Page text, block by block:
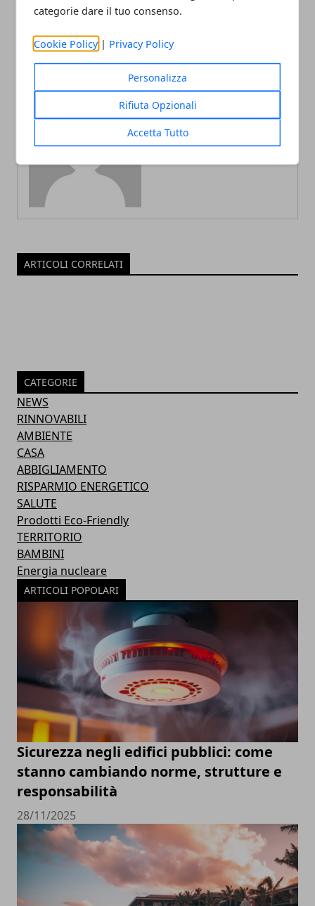
categorie dare il tuo consenso.
Cookie Policy | Privacy Policy
Personalizza
Rifiuta Opzionali
Accetta Tutto
per la produzione dei
gelati
Redazione
ARTICOLI CORRELATI
CATEGORIE
NEWS
RINNOVABILI
AMBIENTE
CASA
ABBIGLIAMENTO
RISPARMIO ENERGETICO
SALUTE
Prodotti Eco-Friendly
TERRITORIO
BAMBINI
Energia nucleare
ARTICOLI POPOLARI
Sicurezza negli edifici pubblici: come
stanno cambiando norme, strutture e
responsabilità
28/11/2025